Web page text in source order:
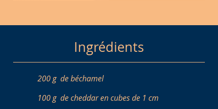
Ingrédients
200 g de béchamel
100 g de cheddar en cubes de 1 cm